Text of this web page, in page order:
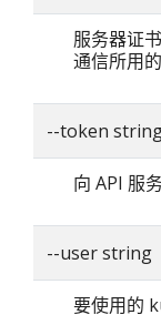
服务器证
通信所用
--token
向 API 服
--user string
要使用的